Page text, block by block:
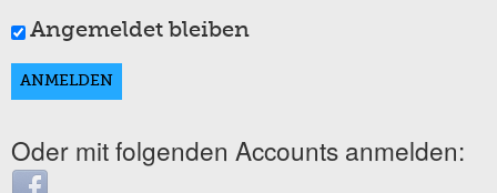
Angemeldet bleiben
Oder mit folgenden Accounts anmelden:
Login with Facebook